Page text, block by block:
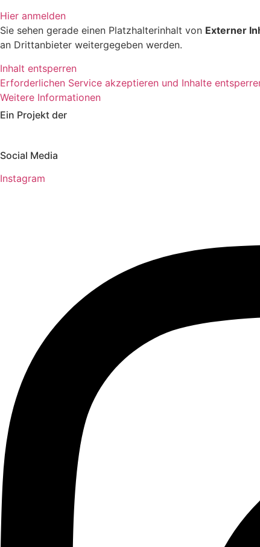
Hier anmelden
Sie sehen gerade einen Platzhalterinhalt von Externer
an Drittanbieter weitergegeben werden.
Inhalt entsperren
Erforderlichen Service akzeptieren und Inhalte
Weitere Informationen
Ein Projekt der
Social Media
Instagram